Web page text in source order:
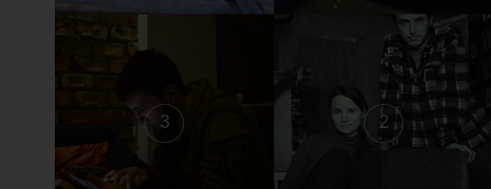
3 2